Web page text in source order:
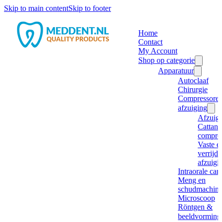
Skip to main contentSkip to footer
Home
Contact
My Account
Shop op categorie
Apparatuur
Autoclaaf
Chirurgie
afzuiging
Cattani
Vaste
Intraorale
Meng en
Microscoop
Röntgen &
beeldvorming